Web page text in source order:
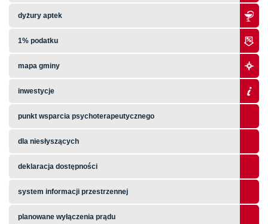
dyżury aptek
1% podatku
mapa gminy
inwestycje
punkt wsparcia psychoterapeutycznego
dla niesłyszących
deklaracja dostępności
system informacji przestrzennej
planowane wyłączenia prądu